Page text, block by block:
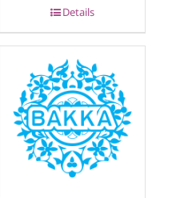
Details